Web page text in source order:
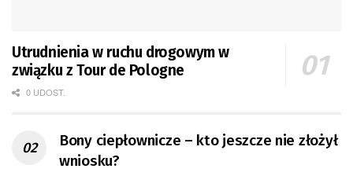
Utrudnienia w ruchu drogowym w
związku z Tour de Pologne
0 UDOST.
Bony ciepłownicze – kto jeszcze nie złożył
wniosku?